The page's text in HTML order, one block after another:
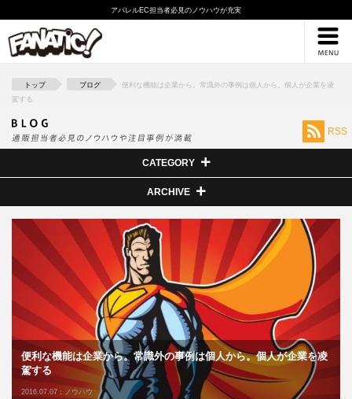
アパレルEC担当者必見のノウハウが充実
採用情報
トップ ブログ
便利な機能は企業から。常識外の事例は個人から。個人が企業を凌
駕する
RSS
CATEGORY
ARCHIVE
便利な機能は企業から。常識外の事例は個人から。個人が企業を凌
駕する
2016.07.07： ノウハウ